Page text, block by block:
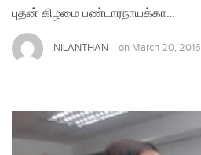
புதன் கிழமை பண்டாரநாயக்கா…
NILANTHAN on March 20, 2016